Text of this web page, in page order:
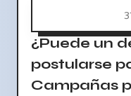
¿Puede un
postularse
Campañas